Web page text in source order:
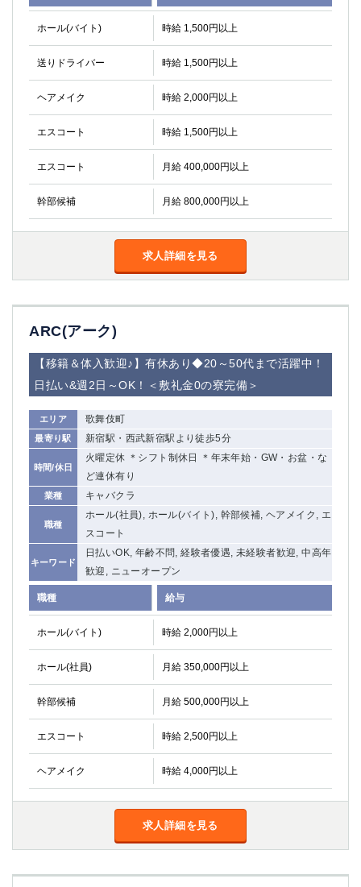
ホール(バイト) 時給 1,500円以上
送りドライバー 時給 1,500円以上
ヘアメイク 時給 2,000円以上
エスコート 時給 1,500円以上
エスコート 月給 400,000円以上
幹部候補 月給 800,000円以上
求人詳細を見る
ARC(アーク)
【移籍＆体入歓迎♪】有休あり◆20～50代まで活躍中！
日払い&週2日～OK！＜敷礼金0の寮完備＞
エリア 歌舞伎町
最寄り駅 新宿駅・西武新宿駅より徒歩5分
時間/休日
火曜定休 ＊シフト制休日 ＊年末年始・GW・お盆・な
ど連休有り
業種 キャバクラ
職種
ホール(社員), ホール(バイト), 幹部候補, ヘアメイク, エ
スコート
キーワード
日払いOK, 年齢不問, 経験者優遇, 未経験者歓迎, 中高年
歓迎, ニューオープン
職種 給与
ホール(バイト) 時給 2,000円以上
ホール(社員) 月給 350,000円以上
幹部候補 月給 500,000円以上
エスコート 時給 2,500円以上
ヘアメイク 時給 4,000円以上
求人詳細を見る